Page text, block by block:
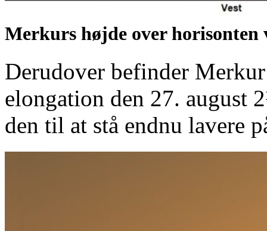
Merkurs højde over horisonten
Derudover befinder
elongation den 27.
den til at stå endnu lavere